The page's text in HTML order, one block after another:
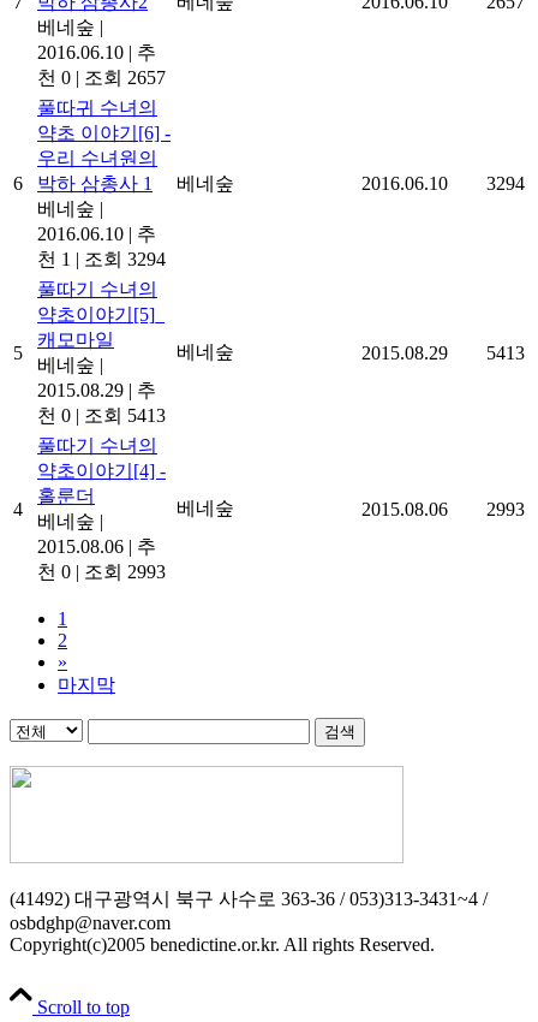
베네숲 |
2016.06.10 | 추
천 0 | 조회 2657
6
풀따귀 수녀의
약초 이야기[6] -
우리 수녀원의
박하 삼총사 1
베네숲 |
2016.06.10 | 추
천 1 | 조회 3294
베네숲 2016.06.10 3294
5
풀따기 수녀의
약초이야기[5]_
캐모마일
베네숲 |
2015.08.29 | 추
천 0 | 조회 5413
베네숲 2015.08.29 5413
4
풀따기 수녀의
약초이야기[4] -
홀룬더
베네숲 |
2015.08.06 | 추
천 0 | 조회 2993
베네숲 2015.08.06 2993
1
2
»
마지막
검색
(41492) 대구광역시 북구 사수로 363-36 / 053)313-3431~4 /
osbdghp@naver.com
Copyright(c)2005 benedictine.or.kr. All rights Reserved.
Scroll to top